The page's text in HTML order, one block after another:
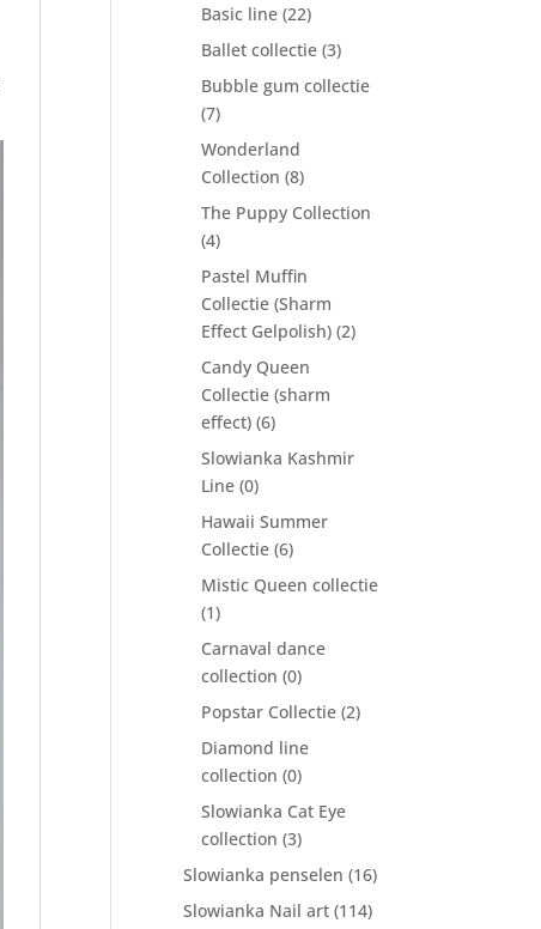
Basic line (22)
Ballet collectie (3)
Bubble gum collectie
(7)
Wonderland
Collection (8)
The Puppy Collection
(4)
Pastel Muffin
Collectie (Sharm
Effect Gelpolish) (2)
Candy Queen
Collectie (sharm
effect) (6)
Slowianka Kashmir
Line (0)
Hawaii Summer
Collectie (6)
Mistic Queen collectie
(1)
Carnaval dance
collection (0)
Popstar Collectie (2)
Diamond line
collection (0)
Slowianka Cat Eye
collection (3)
Slowianka penselen (16)
Slowianka Nail art (114)